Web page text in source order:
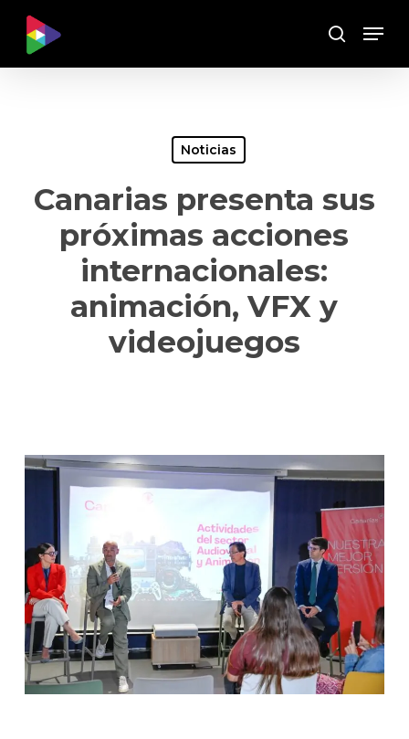
main
Buscar
Menu
Noticias
Canarias presenta sus
próximas acciones
internacionales:
animación, VFX y
videojuegos